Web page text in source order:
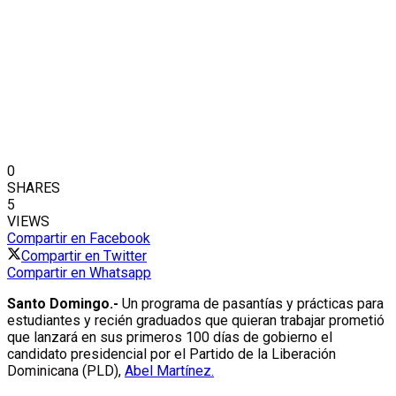
0
SHARES
5
VIEWS
Compartir en Facebook
Compartir en Twitter
Compartir en Whatsapp
Santo Domingo.- Un programa de pasantías y prácticas para
estudiantes y recién graduados que quieran trabajar prometió
que lanzará en sus primeros 100 días de gobierno el
candidato presidencial por el Partido de la Liberación
Dominicana (PLD), Abel Martínez.